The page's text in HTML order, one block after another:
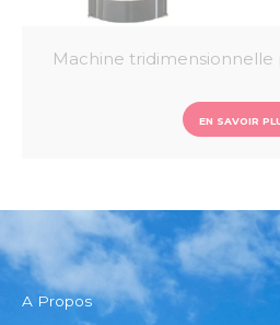
Machine tridimensionnelle
EN SAVOIR